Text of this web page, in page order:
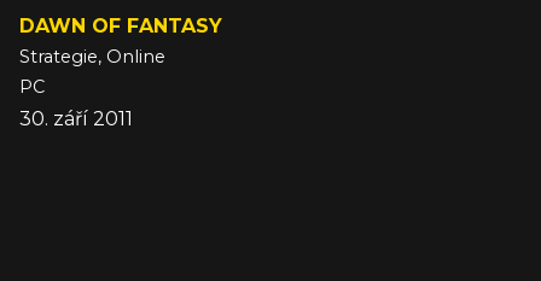
DAWN OF FANTASY
Strategie, Online
PC
30. září 2011